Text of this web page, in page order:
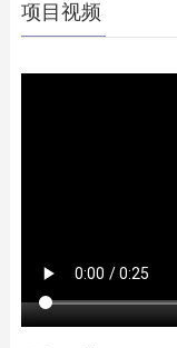
项目视频